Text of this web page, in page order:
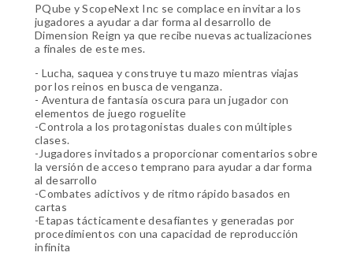
PQube y ScopeNext Inc se complace en invitar a los
jugadores a ayudar a dar forma al desarrollo de
Dimension Reign ya que recibe nuevas actualizaciones
a finales de este mes.
- Lucha, saquea y construye tu mazo mientras viajas
por los reinos en busca de venganza.
- Aventura de fantasía oscura para un jugador con
elementos de juego roguelite
-Controla a los protagonistas duales con múltiples
clases.
-Jugadores invitados a proporcionar comentarios sobre
la versión de acceso temprano para ayudar a dar forma
al desarrollo
-Combates adictivos y de ritmo rápido basados ​​en
cartas
-Etapas tácticamente desafiantes y generadas por
procedimientos con una capacidad de reproducción
infinita